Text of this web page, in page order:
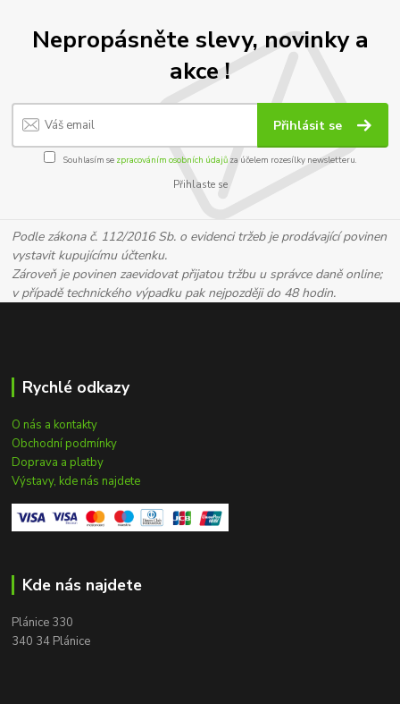
Nepropásněte slevy, novinky a
akce !
Přihlásit se
Souhlasím se zpracováním osobních údajůza účelem rozesílky newsletteru.
Přihlaste se
Podle zákona č. 112/2016 Sb. o evidenci tržeb je prodávající povinen
vystavit kupujícímu účtenku.
Zároveň je povinen zaevidovat přijatou tržbu u správce daně online;
v případě technického výpadku pak nejpozději do 48 hodin.
Rychlé odkazy
O nás a kontakty
Obchodní podmínky
Doprava a platby
Výstavy, kde nás najdete
Kde nás najdete
Plánice 330
340 34 Plánice